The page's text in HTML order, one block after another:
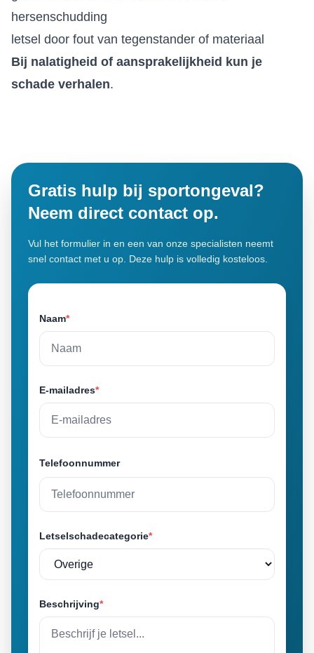
hersenschudding
letsel door fout van tegenstander of materiaal
Bij nalatigheid of aansprakelijkheid kun je
schade verhalen.
Gratis hulp bij sportongeval?
Neem direct contact op.
Vul het formulier in en een van onze specialisten neemt
snel contact met u op. Deze hulp is volledig kosteloos.
Naam*
E-mailadres*
Telefoonnummer
Letselschadecategorie*
Beschrijving*